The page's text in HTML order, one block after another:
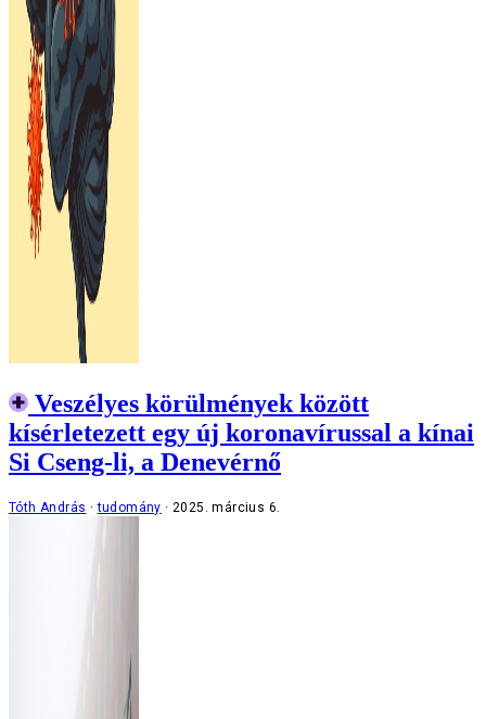
Veszélyes körülmények között
kísérletezett egy új koronavírussal a kínai
Si Cseng-li, a Denevérnő
Tóth András tudomány 2025. március 6.